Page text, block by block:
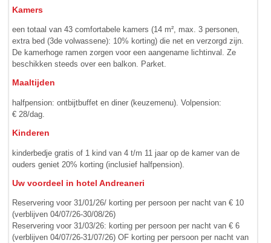
Kamers
een totaal van 43 comfortabele kamers (14 m², max. 3 personen,
extra bed (3de volwassene): 10% korting) die net en verzorgd zijn.
De kamerhoge ramen zorgen voor een aangename lichtinval. Ze
beschikken steeds over een balkon. Parket.
Maaltijden
halfpension: ontbijtbuffet en diner (keuzemenu). Volpension:
€ 28/dag.
Kinderen
kinderbedje gratis of 1 kind van 4 t/m 11 jaar op de kamer van de
ouders geniet 20% korting (inclusief half­pension).
Uw voordeel in hotel Andreaneri
Reservering voor 31/01/26/ korting per persoon per nacht van € 10
(verblijven 04/07/26-30/08/26)
Reservering voor 31/03/26: korting per persoon per nacht van € 6
(verblijven 04/07/26-31/07/26) OF korting per persoon per nacht van